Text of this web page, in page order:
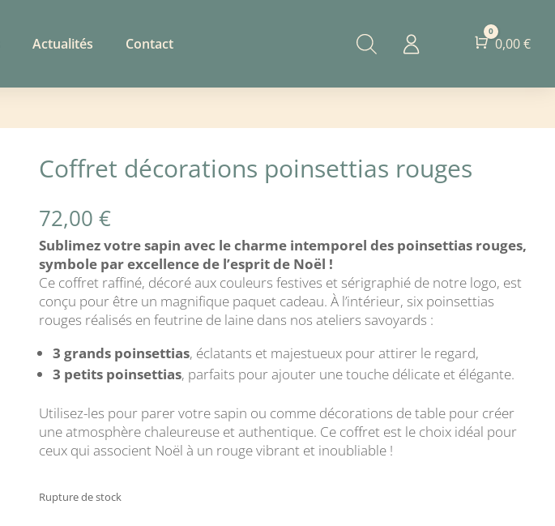
Actualités Contact Panier
0
0,00€
Coffret décorations poinsettias rouges
72,00€
Sublimez votre sapin avec le charme intemporel des poinsettias rouges,
symbole par excellence de l’esprit de Noël !
Ce coffret raffiné, décoré aux couleurs festives et sérigraphié de notre logo, est
conçu pour être un magnifique paquet cadeau. À l’intérieur, six poinsettias
rouges réalisés en feutrine de laine dans nos ateliers savoyards :
3 grands poinsettias, éclatants et majestueux pour attirer le regard,
3 petits poinsettias, parfaits pour ajouter une touche délicate et élégante.
Utilisez-les pour parer votre sapin ou comme décorations de table pour créer
une atmosphère chaleureuse et authentique. Ce coffret est le choix idéal pour
ceux qui associent Noël à un rouge vibrant et inoubliable !
Rupture de stock